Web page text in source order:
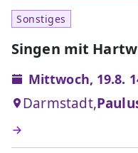
Sonstiges
Singen mit
Mittwoch, 19.8.
Darmstadt,